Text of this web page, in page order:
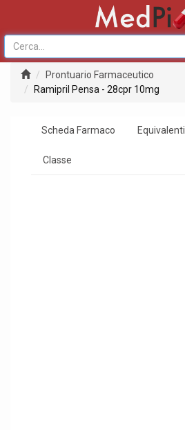
Prontuario Farmaceutico
Ramipril Pensa - 28cpr 10mg
Scheda Farmaco Equivalenti
Classe